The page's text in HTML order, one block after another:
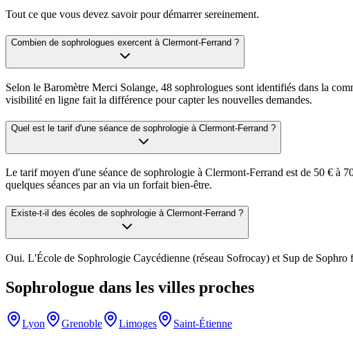
Tout ce que vous devez savoir pour démarrer sereinement.
Combien de sophrologues exercent à Clermont-Ferrand ?
Selon le Baromètre Merci Solange, 48 sophrologues sont identifiés dans la
visibilité en ligne fait la différence pour capter les nouvelles demandes.
Quel est le tarif d'une séance de sophrologie à Clermont-Ferrand ?
Le tarif moyen d'une séance de sophrologie à Clermont-Ferrand est de 50 € à
quelques séances par an via un forfait bien-être.
Existe-t-il des écoles de sophrologie à Clermont-Ferrand ?
Oui. L'École de Sophrologie Caycédienne (réseau Sofrocay) et Sup de
Sophrologue dans les villes proches
Lyon Grenoble Limoges Saint-Étienne